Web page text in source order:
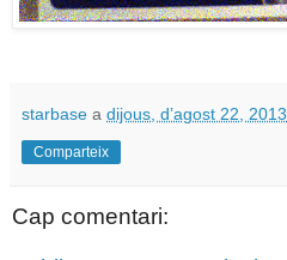
starbase a dijous, d’agost 22, 2013
Comparteix
Cap comentari: